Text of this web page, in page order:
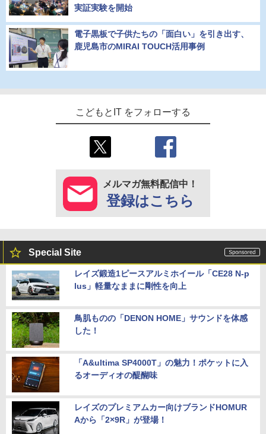
実証実験を開始
電子黒板で子供たちの「面白い」を引き出す、
鹿児島市のMIRAI TOUCH活用事例
こどもとIT をフォローする
メルマガ無料配信中！
登録はこちら
Special Site
レイズ鍛造1ピースアルミホイール「CE28 N-p
lus」軽量なままに剛性を向上
鳥肌ものの「DENON HOME」サウンドを体感
した！
「A&ultima SP4000T」の魅力！ポケットに入
るオーディオの醍醐味
レイズのプレミアムカー向けブランドHOMUR
Aから「2×9R」が登場！